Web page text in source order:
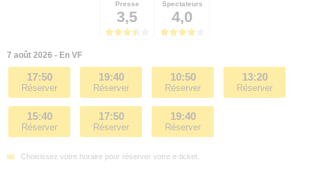
Presse
3,5
Spectateurs
4,0
7 août 2026 - En VF
17:50
Réserver
19:40
Réserver
10:50
Réserver
13:20
Réserver
15:40
Réserver
17:50
Réserver
19:40
Réserver
Choisissez votre horaire pour réserver votre e-ticket.